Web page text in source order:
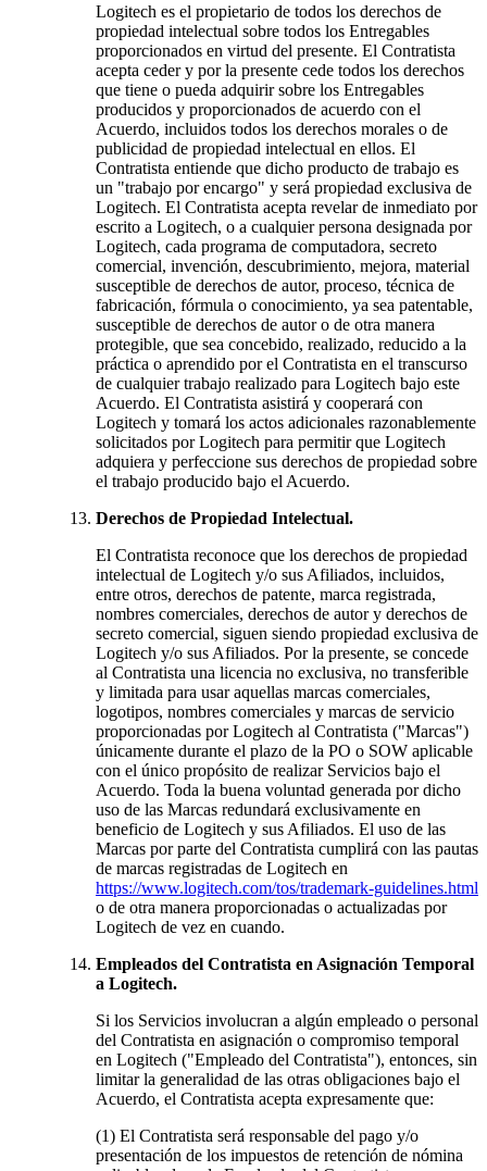
Logitech es el propietario de todos los derechos de
propiedad intelectual sobre todos los Entregables
proporcionados en virtud del presente. El Contratista
acepta ceder y por la presente cede todos los derechos
que tiene o pueda adquirir sobre los Entregables
producidos y proporcionados de acuerdo con el
Acuerdo, incluidos todos los derechos morales o de
publicidad de propiedad intelectual en ellos. El
Contratista entiende que dicho producto de trabajo es
un "trabajo por encargo" y será propiedad exclusiva de
Logitech. El Contratista acepta revelar de inmediato por
escrito a Logitech, o a cualquier persona designada por
Logitech, cada programa de computadora, secreto
comercial, invención, descubrimiento, mejora, material
susceptible de derechos de autor, proceso, técnica de
fabricación, fórmula o conocimiento, ya sea patentable,
susceptible de derechos de autor o de otra manera
protegible, que sea concebido, realizado, reducido a la
práctica o aprendido por el Contratista en el transcurso
de cualquier trabajo realizado para Logitech bajo este
Acuerdo. El Contratista asistirá y cooperará con
Logitech y tomará los actos adicionales razonablemente
solicitados por Logitech para permitir que Logitech
adquiera y perfeccione sus derechos de propiedad sobre
el trabajo producido bajo el Acuerdo.
Derechos de Propiedad Intelectual.
El Contratista reconoce que los derechos de propiedad
intelectual de Logitech y/o sus Afiliados, incluidos,
entre otros, derechos de patente, marca registrada,
nombres comerciales, derechos de autor y derechos de
secreto comercial, siguen siendo propiedad exclusiva de
Logitech y/o sus Afiliados. Por la presente, se concede
al Contratista una licencia no exclusiva, no transferible
y limitada para usar aquellas marcas comerciales,
logotipos, nombres comerciales y marcas de servicio
proporcionadas por Logitech al Contratista ("Marcas")
únicamente durante el plazo de la PO o SOW aplicable
con el único propósito de realizar Servicios bajo el
Acuerdo. Toda la buena voluntad generada por dicho
uso de las Marcas redundará exclusivamente en
beneficio de Logitech y sus Afiliados. El uso de las
Marcas por parte del Contratista cumplirá con las pautas
de marcas registradas de Logitech en
https://www.logitech.com/tos/trademark-guidelines.html
o de otra manera proporcionadas o actualizadas por
Logitech de vez en cuando.
Empleados del Contratista en Asignación Temporal
a Logitech.
Si los Servicios involucran a algún empleado o personal
del Contratista en asignación o compromiso temporal
en Logitech ("Empleado del Contratista"), entonces, sin
limitar la generalidad de las otras obligaciones bajo el
Acuerdo, el Contratista acepta expresamente que:
(1) El Contratista será responsable del pago y/o
presentación de los impuestos de retención de nómina